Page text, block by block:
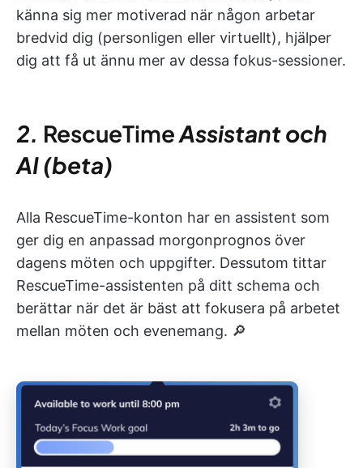
känna sig mer motiverad när någon arbetar
bredvid dig (personligen eller virtuellt), hjälper
dig att få ut ännu mer av dessa fokus-sessioner.
2. RescueTimeAssistant och
AI (beta)
Alla RescueTime-konton har en assistent som
ger dig en anpassad morgonprognos över
dagens möten och uppgifter. Dessutom tittar
RescueTime-assistenten på ditt schema och
berättar när det är bäst att fokusera på arbetet
mellan möten och evenemang. 🔎